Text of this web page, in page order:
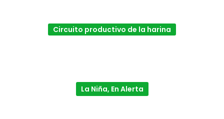
Circuito productivo de la harina
La Niña, En Alerta